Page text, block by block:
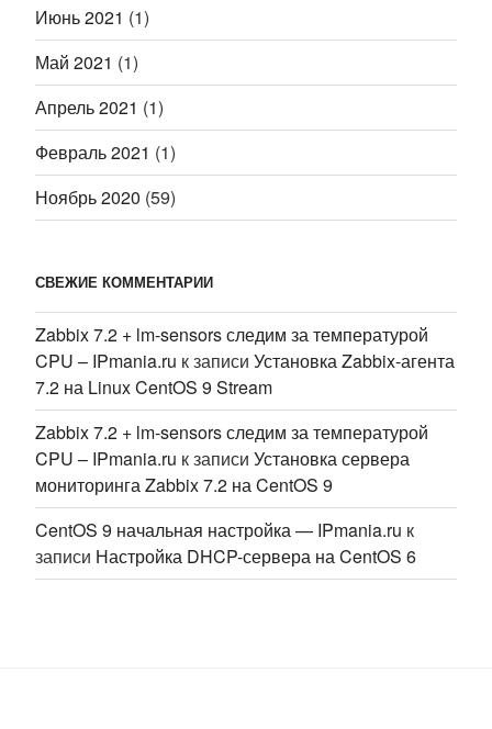
Июнь 2021 (1)
Май 2021 (1)
Апрель 2021 (1)
Февраль 2021 (1)
Ноябрь 2020 (59)
СВЕЖИЕ КОММЕНТАРИИ
Zabbix 7.2 + lm-sensors следим за температурой
CPU – IPmania.ru к записи Установка Zabbix-агента
7.2 на Linux CentOS 9 Stream
Zabbix 7.2 + lm-sensors следим за температурой
CPU – IPmania.ru к записи Установка сервера
мониторинга Zabbix 7.2 на CentOS 9
CentOS 9 начальная настройка — IPmania.ru к
записи Настройка DHCP-сервера на CentOS 6